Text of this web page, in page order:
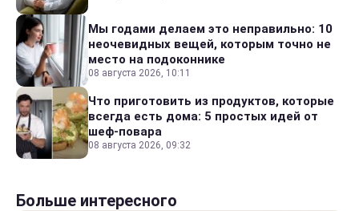
Мы годами делаем это неправильно: 10
неочевидных вещей, которым точно не
место на подоконнике
08 августа 2026, 10:11
Что приготовить из продуктов, которые
всегда есть дома: 5 простых идей от
шеф-повара
08 августа 2026, 09:32
Больше интересного